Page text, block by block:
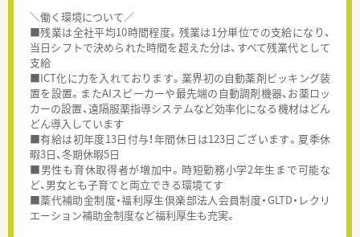
＼働く環境について／
■残業は全社平均10時間程度。残業は1分単位での支給になり、
当日シフトで決められた時間を超えた分は、すべて残業代として
支給
■ICT化に力を入れております。業界初の自動薬剤ピッキング装
置を設置。またAIスピーカーや最先端の自動調剤機器、お薬ロッ
カーの設置、遠隔服薬指導システムなど効率化になる機材はどん
どん導入しています
■有給は初年度13日付与！年間休日は123日ございます。夏季休
暇3日、冬期休暇5日
■男性も育休取得者が増加中。時短勤務小学2年生まで可能な
ど、男女とも子育てと両立できる環境てす
■薬代補助金制度・福利厚生倶楽部法人会員制度・GLTD・レクリ
エーション補助金制度など福利厚生も充実。